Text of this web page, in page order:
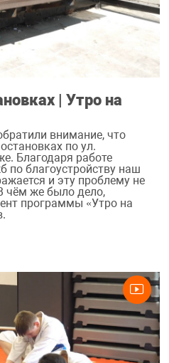
| Утро на
внимание, что
по ул.
Благодаря работе
по благоустройству наш
и эту проблему не
чём же было дело,
программы «Утро на